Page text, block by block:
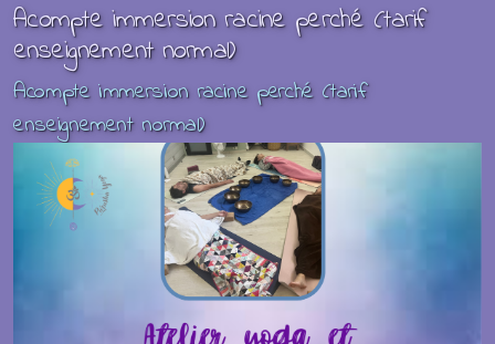
Acompte immersion racine perché (tarif
enseignement normal)
Acompte immersion racine perché (tarif
enseignement normal)